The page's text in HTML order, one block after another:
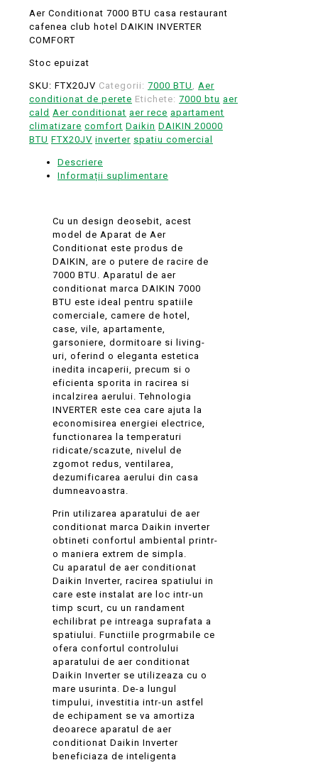
Aer Conditionat 7000 BTU casa restaurant
cafenea club hotel DAIKIN INVERTER
COMFORT
Stoc epuizat
SKU: FTX20JV Categorii: 7000 BTU , Aer
conditionat de perete Etichete: 7000 btu aer
cald Aer conditionat aer rece apartament
climatizare comfort Daikin DAIKIN 20000
BTU FTX20JV inverter spatiu comercial
Descriere
Informații suplimentare
Cu un design deosebit, acest
model de Aparat de Aer
Conditionat este produs de
DAIKIN, are o putere de racire de
7000 BTU. Aparatul de aer
conditionat marca DAIKIN 7000
BTU este ideal pentru spatiile
comerciale, camere de hotel,
case, vile, apartamente,
garsoniere, dormitoare si living-
uri, oferind o eleganta estetica
inedita incaperii, precum si o
eficienta sporita in racirea si
incalzirea aerului. Tehnologia
INVERTER este cea care ajuta la
economisirea energiei electrice,
functionarea la temperaturi
ridicate/scazute, nivelul de
zgomot redus, ventilarea,
dezumificarea aerului din casa
dumneavoastra.
Prin utilizarea aparatului de aer
conditionat marca Daikin inverter
obtineti confortul ambiental printr-
o maniera extrem de simpla.
Cu aparatul de aer conditionat
Daikin Inverter, racirea spatiului in
care este instalat are loc intr-un
timp scurt, cu un randament
echilibrat pe intreaga suprafata a
spatiului. Functiile progrmabile ce
ofera confortul controlului
aparatului de aer conditionat
Daikin Inverter se utilizeaza cu o
mare usurinta. De-a lungul
timpului, investitia intr-un astfel
de echipament se va amortiza
deoarece aparatul de aer
conditionat Daikin Inverter
beneficiaza de inteligenta